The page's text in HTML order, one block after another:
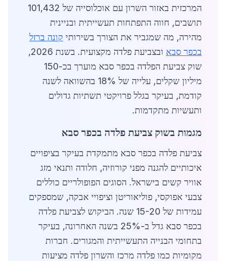
המרכזית באזור השרון עם אוכלוסייה של 101,432
תושבים, חווה התפתחות תעשייתית ובניינית
מהירה, מה שמגביר את הצורך בשירותי קונה ברזל
בכפר סבא
ובצביעת פלדה מקצועית. בשנת 2026,
שוק צביעת הפלדה בכפר סבא מוערך בכ-150
מיליון שקלים, עלייה של 18% בהשוואה לשנה
קודמת, בעיקר בגלל פרויקטי תשתיות גדולים
ותעשיות מתקדמות.
מגמות בשוק צביעת פלדה בכפר סבא
צביעת פלדה בכפר סבא מתמקדת בעיקר בציפויים
איכותיים להגנה מפני קורוזיה, חלודה ותנאי מזג
אוויר קשים בישראל. הסוגים הפופולריים כוללים
צבעי אפוקסי, פוליאוריטן וציפויי אבקה, שמספקים
עמידות של 15-20 שנה. הביקוש לצביעת פלדה
בכפר סבא גדל ב-25% בשנה האחרונה, בעיקר
בתחומי הבנייה התעשייתית והמגורים. חברות
מקומיות כמו פלדה מרכז והשרון פלדה מציעות